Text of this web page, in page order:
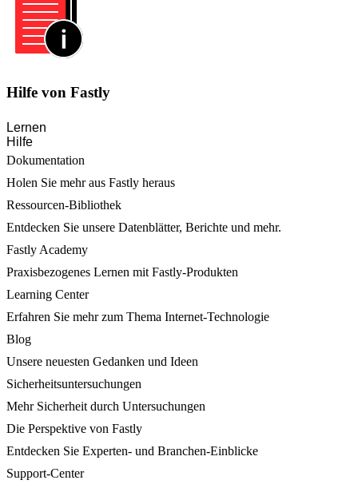
Hilfe von Fastly
Lernen
Hilfe
Dokumentation
Holen Sie mehr aus Fastly heraus
Ressourcen-Bibliothek
Entdecken Sie unsere Datenblätter, Berichte und mehr.
Fastly Academy
Praxisbezogenes Lernen mit Fastly-Produkten
Learning Center
Erfahren Sie mehr zum Thema Internet-Technologie
Blog
Unsere neuesten Gedanken und Ideen
Sicherheitsuntersuchungen
Mehr Sicherheit durch Untersuchungen
Die Perspektive von Fastly
Entdecken Sie Experten- und Branchen-Einblicke
Support-Center